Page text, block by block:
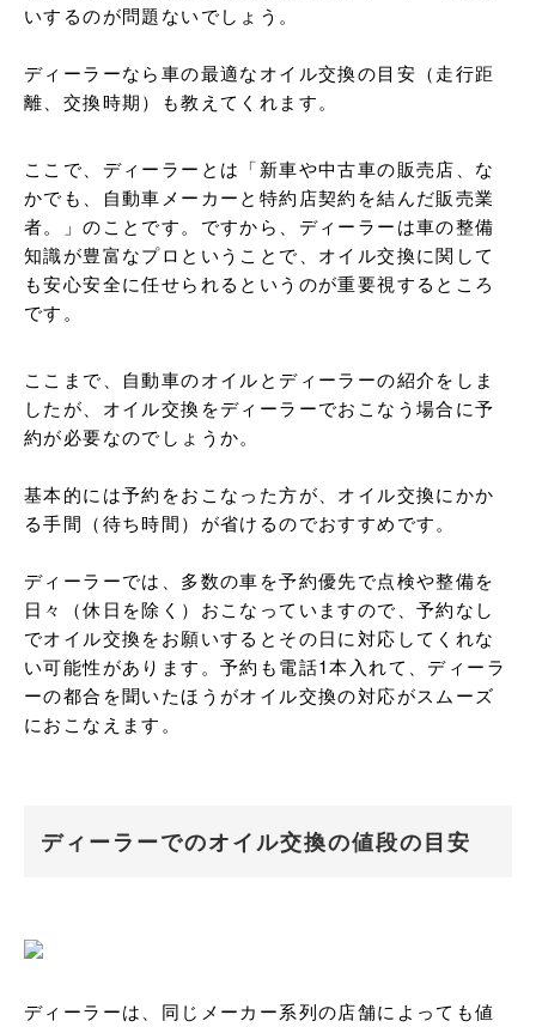
いするのが問題ないでしょう。
ディーラーなら車の最適なオイル交換の目安（走行距
離、交換時期）も教えてくれます。
ここで、ディーラーとは「新車や中古車の販売店、な
かでも、自動車メーカーと特約店契約を結んだ販売業
者。」のことです。ですから、ディーラーは車の整備
知識が豊富なプロということで、オイル交換に関して
も安心安全に任せられるというのが重要視するところ
です。
ここまで、自動車のオイルとディーラーの紹介をしま
したが、オイル交換をディーラーでおこなう場合に予
約が必要なのでしょうか。
基本的には予約をおこなった方が、オイル交換にかか
る手間（待ち時間）が省けるのでおすすめです。
ディーラーでは、多数の車を予約優先で点検や整備を
日々（休日を除く）おこなっていますので、予約なし
でオイル交換をお願いするとその日に対応してくれな
い可能性があります。予約も電話1本入れて、ディーラ
ーの都合を聞いたほうがオイル交換の対応がスムーズ
におこなえます。
ディーラーでのオイル交換の値段の目安
ディーラーは、同じメーカー系列の店舗によっても値